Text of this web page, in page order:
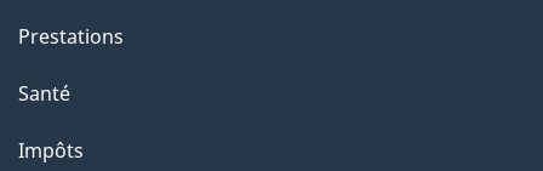
Prestations
Santé
Impôts